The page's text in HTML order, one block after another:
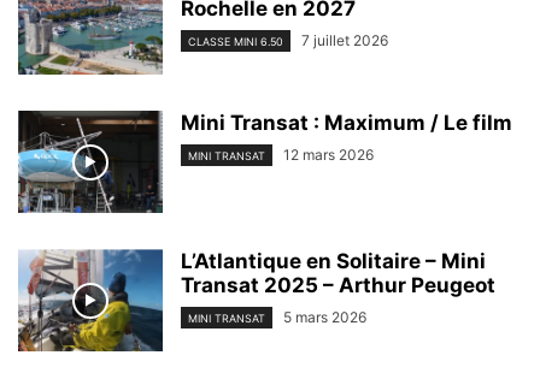
Rochelle en 2027
CLASSE MINI 6.50 7 juillet 2026
Mini Transat : Maximum / Le film
MINI TRANSAT 12 mars 2026
L’Atlantique en Solitaire – Mini
Transat 2025 – Arthur Peugeot
MINI TRANSAT 5 mars 2026